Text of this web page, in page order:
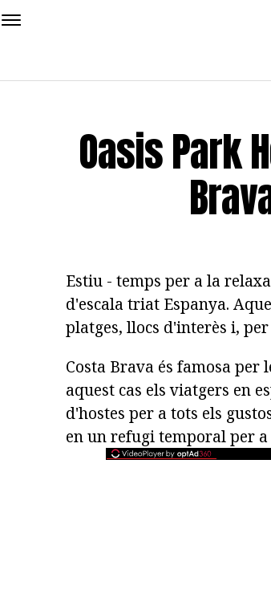
Oasis Park
Estiu - temps per a la
d'escala triat Espanya.
platges, llocs d'interès i,
Costa Brava és famosa per
aquest cas els viatgers en
d'hostes per a tots els
en un refugi temporal per